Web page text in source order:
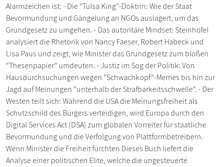
Alarmzeichen ist: - Die "Tulsa King"-Doktrin: Wie der Staat
Bevormundung und Gängelung an NGOs auslagert, um das
Grundgesetz zu umgehen. - Das autoritäre Mindset: Steinhöfel
analysiert die Rhetorik von Nancy Faeser, Robert Habeck und
Lisa Paus und zeigt, wie Minister das Grundgesetz zum bloßen
"Thesenpapier" umdeuten. - Justiz im Sog der Politik: Von
Hausdurchsuchungen wegen "Schwachkopf"-Memes bis hin zur
Jagd auf Meinungen "unterhalb der Strafbarkeitsschwelle". - Der
Westen teilt sich: Während die USA die Meinungsfreiheit als
Schutzschild des Bürgers verteidigen, wird Europa durch den
Digital Services Act (DSA) zum globalen Vorreiter für staatliche
Bevormundung und die Verfolgung von Plattformbetreibern.
Wenn Minister die Freiheit fürchten Dieses Buch liefert die
Analyse einer politischen Elite, welche die ungesteuerte